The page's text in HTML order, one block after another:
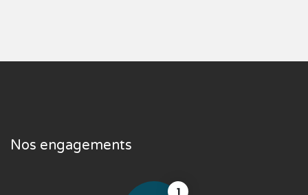
Nos engagements
1